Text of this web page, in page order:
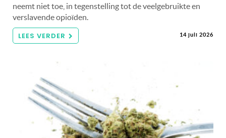
neemt niet toe, in tegenstelling tot de veelgebruikte en
verslavende opioïden.
LEES VERDER 14 juli 2026